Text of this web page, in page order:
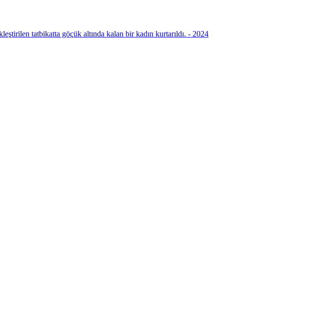
tatbikatta göçük altında kalan bir kadın kurtarıldı. - 2024